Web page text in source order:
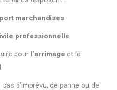
marchandises
professionnelle
pour l’arrimage et la
d’imprévu, de panne ou de